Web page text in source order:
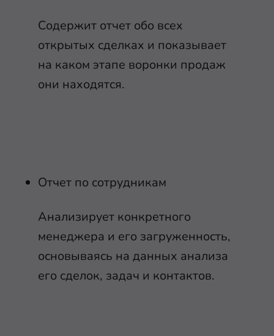
Содержит отчет обо всех
открытых сделках и показывает
на каком этапе воронки продаж
они находятся.
Отчет по сотрудникам
Анализирует конкретного
менеджера и его загруженность,
основываясь на данных анализа
его сделок, задач и контактов.